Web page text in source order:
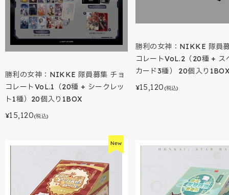
勝利の女神：NIKKE 隊員募集 チョ
コレートVoL.1（20種 + シークレッ
ト1種）20個入り1BOX
¥15,120(税込)
勝利の女神：NIKKE 隊員
コレートVoL.2（20種 + ス
カード3種） 20個入り
¥15,120 (税込)